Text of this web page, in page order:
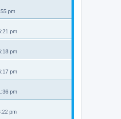
pm
pm
pm
pm
pm
pm